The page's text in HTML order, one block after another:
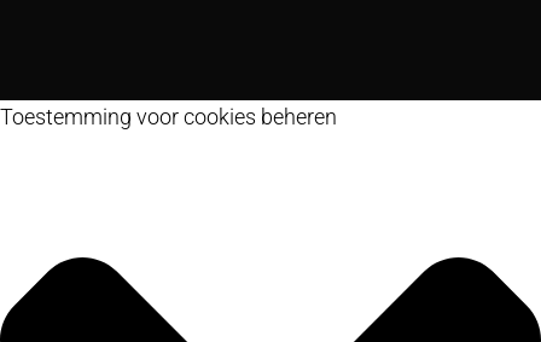
Toestemming voor cookies beheren